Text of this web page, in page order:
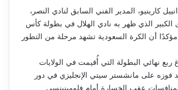
كارينيو، المدير الفني السابق لنادي النصر،
الذي ظهر به نادي الهلال في بطولة كأس
للأندية 2025، مؤكدًا أن الكرة السعودية تشهد مرحلة من التطور
ربع نهائي البطولة التي أُقيمت في الولايات
فوزه على مانشستر سيتي الإنجليزي في دور
المنافسات عقب الخسارة أمام فلومينينسي